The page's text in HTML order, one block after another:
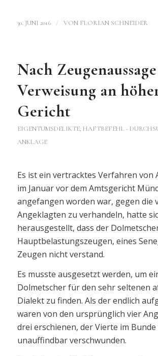
30. JUNI 2016 / VON FLORIAN SCHNEIDER
Nach Zeugenaussage
Verweisung an
Gericht
EIGENTUMSDELIKTE, HAFTBEFEHL -
ANKLAGE
Es ist ein vertracktes Verfahren von
im Januar vor dem Amtsgericht
angefangen worden war, gegen die
Angeklagten zu verhandeln, hatte
herausgestellt, dass der
Hauptbelastungszeugen, eines
Zeugen nicht verstand.
Es musste ausgesetzt werden, um
Dolmetscher für den sehr seltenen
Dialekt zu finden. Als der endlich
waren von den ursprünglich vier
drei erschienen, der Vierte im
unauffindbar verschwunden.